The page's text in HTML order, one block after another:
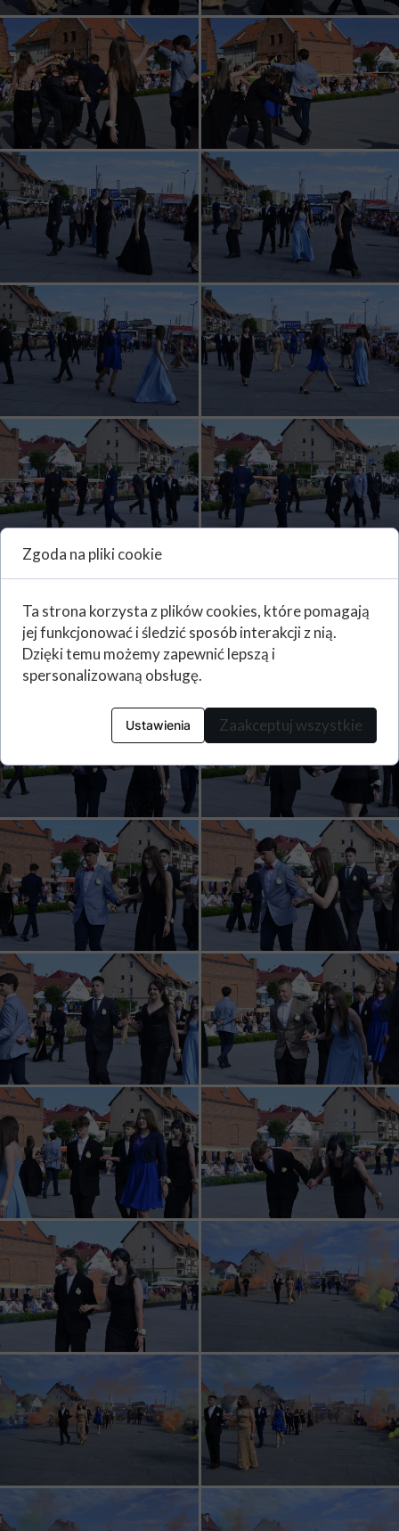
Zgoda na pliki cookie
Ta strona korzysta z plików cookies, które pomagają
jej funkcjonować i śledzić sposób interakcji z nią.
Dzięki temu możemy zapewnić lepszą i
spersonalizowaną obsługę.
Ustawienia Zaakceptuj wszystkie